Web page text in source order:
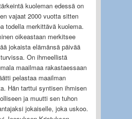
kuoleman edessä on
vajaat 2000 vuotta sitten
todella merkittävä kuolema.
oikeastaan merkitsee
jokaista elämänsä päivää
On ihmeellistä
maailmaa rakastaessaan
pelastaa maailman
Hän tarttui syntisen ihmisen
ja muutti sen tuhon
jokaiselle, joka uskoo.